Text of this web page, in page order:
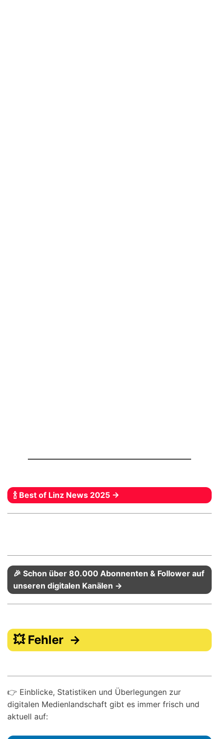
🍾 Best of Linz News 2025 →
🎉 Schon über 80.000 Abonnenten & Follower auf
unseren digitalen Kanälen →
💥 Fehler →
👉 Einblicke, Statistiken und Überlegungen zur
digitalen Medienlandschaft gibt es immer frisch und
aktuell auf: